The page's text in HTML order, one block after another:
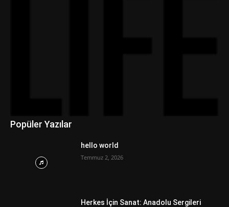
Popüler Yazılar
hello world
Temmuz 2, 2026
Herkes İçin Sanat: Anadolu Sergileri